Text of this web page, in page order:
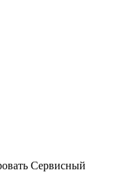
Сервисный